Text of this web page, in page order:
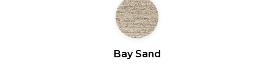
Bay Sand